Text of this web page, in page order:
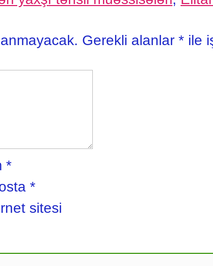
Gerekli alanlar * ile
*
*
sitesi